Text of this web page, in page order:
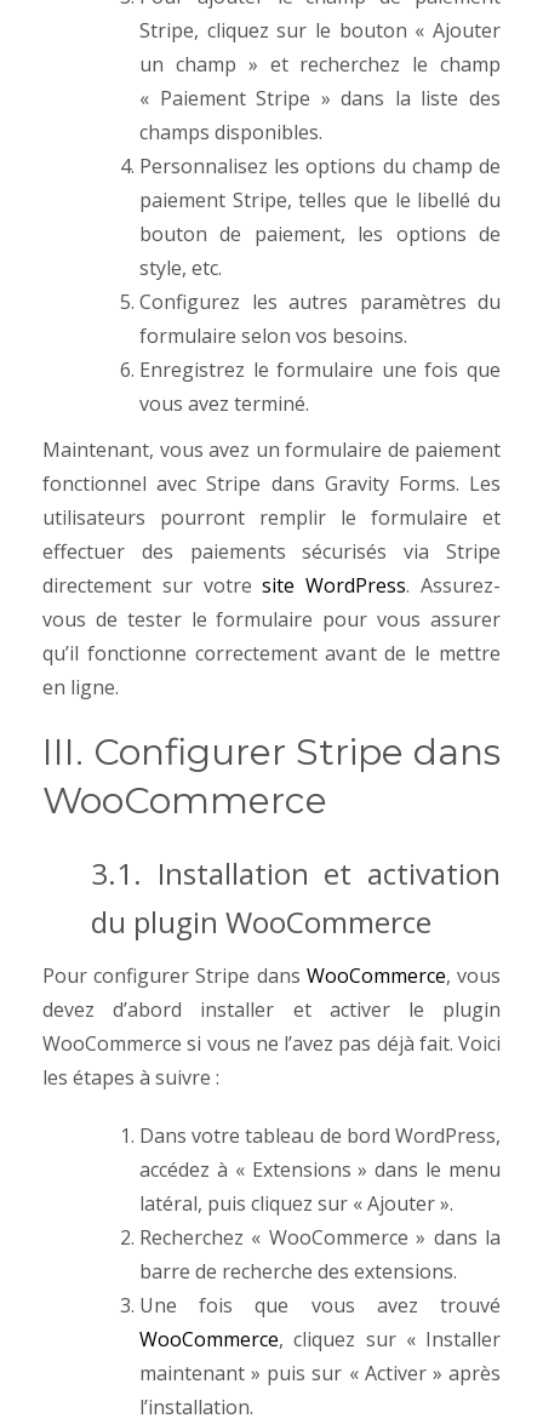
Stripe, cliquez sur le bouton « Ajouter
un champ » et recherchez le champ
« Paiement Stripe » dans la liste des
champs disponibles.
Personnalisez les options du champ de
paiement Stripe, telles que le libellé du
bouton de paiement, les options de
style, etc.
Configurez les autres paramètres du
formulaire selon vos besoins.
Enregistrez le formulaire une fois que
vous avez terminé.
Maintenant, vous avez un formulaire de paiement
fonctionnel avec Stripe dans Gravity Forms. Les
utilisateurs pourront remplir le formulaire et
effectuer des paiements sécurisés via Stripe
directement sur votresite WordPress. Assurez-
vous de tester le formulaire pour vous assurer
qu’il fonctionne correctement avant de le mettre
en ligne.
III. Configurer Stripe dans
WooCommerce
3.1. Installation et activation
du plugin WooCommerce
Pour configurer Stripe dans WooCommerce, vous
devez d’abord installer et activer le plugin
WooCommerce si vous ne l’avez pas déjà fait. Voici
les étapes à suivre :
Dans votre tableau de bord WordPress,
accédez à « Extensions » dans le menu
latéral, puis cliquez sur « Ajouter ».
Recherchez « WooCommerce » dans la
barre de recherche des extensions.
Une fois que vous avez trouvé
WooCommerce, cliquez sur « Installer
maintenant » puis sur « Activer » après
l’installation.